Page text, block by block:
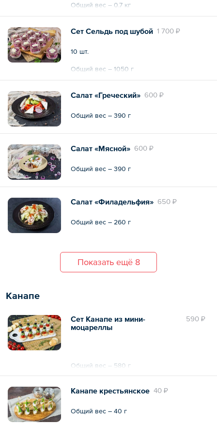
Общий вес – 0.7 кг
1 700 ₽
Сет Сельдь под шубой
10 шт.
Общий вес – 1050 г
600 ₽
Салат «Греческий»
Общий вес – 390 г
600 ₽
Салат «Мясной»
Общий вес – 390 г
650 ₽
Салат «Филадельфия»
Общий вес – 260 г
Показать ещё 8
Канапе
590 ₽
Сет Канапе из мини-
моцареллы
Общий вес – 580 г
40 ₽
Канапе крестьянское
Общий вес – 40 г